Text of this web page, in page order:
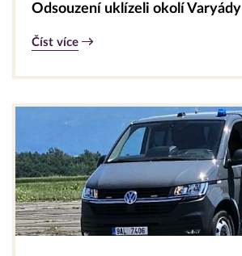
Odsouzení uklízeli okolí Varyády
Číst více